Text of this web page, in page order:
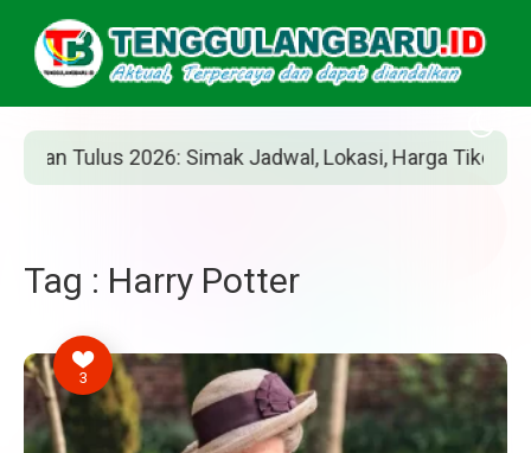
Tulus 2026: Simak Jadwal, Lokasi, Harga Tiket, dan
Tag : Harry Potter
3